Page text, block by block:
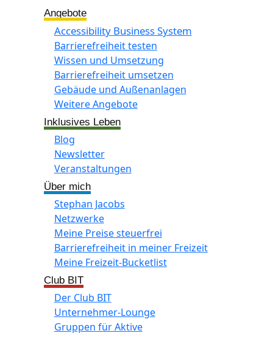
Angebote
Accessibility Business System
Barrierefreiheit testen
Wissen und Umsetzung
Barrierefreiheit umsetzen
Gebäude und Außenanlagen
Weitere Angebote
Inklusives Leben
Blog
Newsletter
Veranstaltungen
Über mich
Stephan Jacobs
Netzwerke
Meine Preise steuerfrei
Barrierefreiheit in meiner Freizeit
Meine Freizeit-Bucketlist
Club BIT
Der Club BIT
Unternehmer-Lounge
Gruppen für Aktive